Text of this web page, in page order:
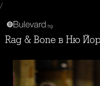
/
Rag & Bone в Ню